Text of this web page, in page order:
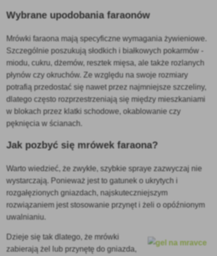
Wybrane upodobania faraonów
Mrówki faraona mają specyficzne wymagania żywieniowe.
Szczególnie poszukują słodkich i białkowych pokarmów -
miodu, cukru, dżemów, resztek mięsa, ale także rozlanych
płynów czy okruchów. Ze względu na swoje rozmiary
potrafią przedostać się nawet przez najmniejsze szczeliny,
dlatego często rozprzestrzeniają się między mieszkaniami
w blokach przez klatki schodowe, okablowanie czy
pęknięcia w ścianach.
Jak pozbyć się mrówek faraona?
Warto wiedzieć, że zwykłe, szybkie spraye zazwyczaj nie
wystarczają. Ponieważ jest to gatunek o ukrytych i
rozgałęzionych gniazdach, najskuteczniejszym
rozwiązaniem jest stosowanie przynęt i żeli o opóźnionym
uwalnianiu.
Dzieje się tak dlatego, że mrówki
zabierają żel lub przynętę do gniazda,